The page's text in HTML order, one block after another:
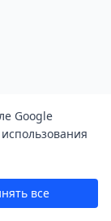
Google
все